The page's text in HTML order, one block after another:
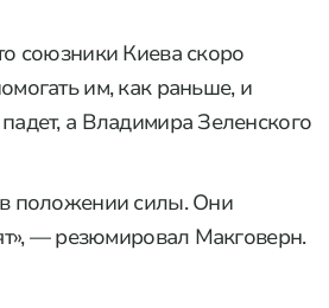
союзники Киева скоро
им, как раньше, и
а Владимира Зеленского
в положении силы. Они
— резюмировал Макговерн.